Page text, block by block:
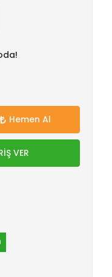
Hemen Al
VER